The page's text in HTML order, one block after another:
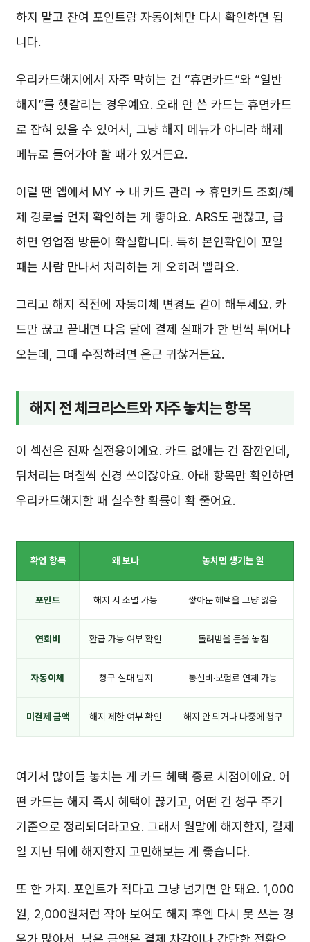
하지 말고 잔여 포인트랑 자동이체만 다시 확인하면 됩
니다.
우리카드해지에서 자주 막히는 건 “휴면카드”와 “일반
해지”를 헷갈리는 경우예요. 오래 안 쓴 카드는 휴면카드
로 잡혀 있을 수 있어서, 그냥 해지 메뉴가 아니라 해제
메뉴로 들어가야 할 때가 있거든요.
이럴 땐 앱에서 MY → 내 카드 관리 → 휴면카드 조회/해
제 경로를 먼저 확인하는 게 좋아요. ARS도 괜찮고, 급
하면 영업점 방문이 확실합니다. 특히 본인확인이 꼬일
때는 사람 만나서 처리하는 게 오히려 빨라요.
그리고 해지 직전에 자동이체 변경도 같이 해두세요. 카
드만 끊고 끝내면 다음 달에 결제 실패가 한 번씩 튀어나
오는데, 그때 수정하려면 은근 귀찮거든요.
해지 전 체크리스트와 자주 놓치는 항목
이 섹션은 진짜 실전용이에요. 카드 없애는 건 잠깐인데,
뒤처리는 며칠씩 신경 쓰이잖아요. 아래 항목만 확인하면
우리카드해지할 때 실수할 확률이 확 줄어요.
확인 항목 왜 보나 놓치면 생기는 일
포인트 해지 시 소멸 가능 쌓아둔 혜택을 그냥 잃음
연회비 환급 가능 여부 확인 돌려받을 돈을 놓침
자동이체 청구 실패 방지 통신비·보험료 연체 가능
미결제 금액 해지 제한 여부 확인 해지 안 되거나 나중에 청구
여기서 많이들 놓치는 게 카드 혜택 종료 시점이에요. 어
떤 카드는 해지 즉시 혜택이 끊기고, 어떤 건 청구 주기
기준으로 정리되더라고요. 그래서 월말에 해지할지, 결제
일 지난 뒤에 해지할지 고민해보는 게 좋습니다.
또 한 가지. 포인트가 적다고 그냥 넘기면 안 돼요. 1,000
원, 2,000원처럼 작아 보여도 해지 후엔 다시 못 쓰는 경
우가 많아서, 남은 금액은 결제 차감이나 간단한 전환으